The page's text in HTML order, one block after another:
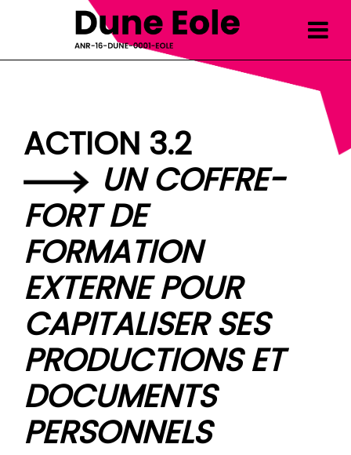
ACTION 3.2
UN COFFRE-
FORT DE
FORMATION
EXTERNE POUR
CAPITALISER SES
PRODUCTIONS ET
DOCUMENTS
PERSONNELS